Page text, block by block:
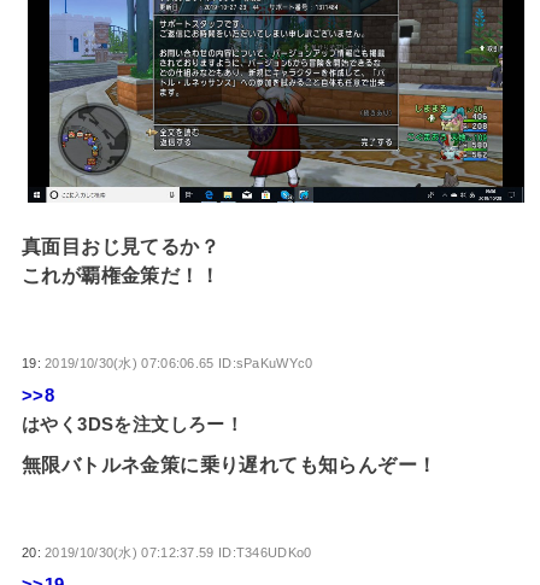
真面目おじ見てるか？
これが覇権金策だ！！
19:2019/10/30(水) 07:06:06.65 ID:sPaKuWYc0
>>8
はやく3DSを注文しろー！
無限バトルネ金策に乗り遅れても知らんぞー！
20:2019/10/30(水) 07:12:37.59 ID:T346UDKo0